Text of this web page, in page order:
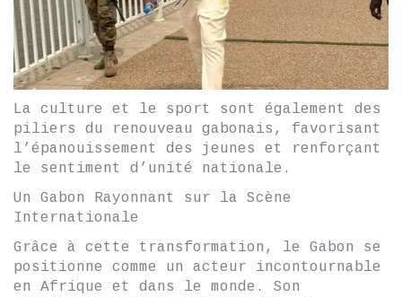
La culture et le sport sont également des
piliers du renouveau gabonais, favorisant
l’épanouissement des jeunes et renforçant
le sentiment d’unité nationale.
Un Gabon Rayonnant sur la Scène
Internationale
Grâce à cette transformation, le Gabon se
positionne comme un acteur incontournable
en Afrique et dans le monde. Son